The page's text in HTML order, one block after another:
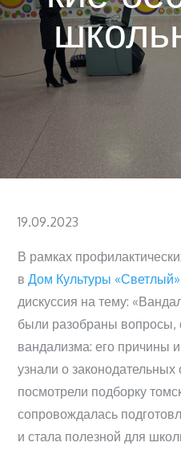
Posted
19.09.2023
В рамках
вДом Культуры «Светлый»
дискуссия на тему:
были разобраны вопросы,
вандализма: его причины
узнали о
посмотрели подборку
сопровождалась
и стала полезной для